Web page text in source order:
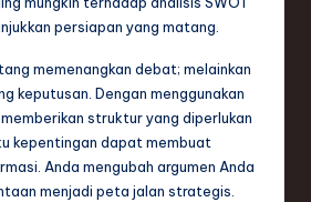
persiapan yang matang.
memenangkan debat; melainkan
keputusan. Dengan menggunakan
struktur yang diperlukan
kepentingan dapat membuat
Anda mengubah argumen Anda
menjadi peta jalan strategis.